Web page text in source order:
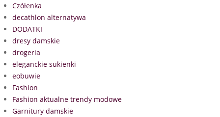
Czółenka
decathlon alternatywa
DODATKI
dresy damskie
drogeria
eleganckie sukienki
eobuwie
Fashion
Fashion aktualne trendy modowe
Garnitury damskie